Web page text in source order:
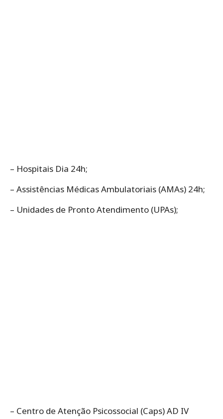
– Hospitais Dia 24h;
– Assistências Médicas Ambulatoriais (AMAs) 24h;
– Unidades de Pronto Atendimento (UPAs);
– Centro de Atenção Psicossocial (Caps) AD IV